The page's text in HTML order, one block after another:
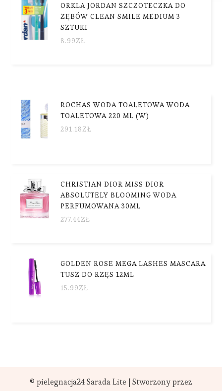
ORKLA JORDAN SZCZOTECZKA DO
ZĘBÓW CLEAN SMILE MEDIUM 3
SZTUKI
8.99ZŁ
ROCHAS WODA TOALETOWA WODA
TOALETOWA 220 ML (W)
291.18ZŁ
CHRISTIAN DIOR MISS DIOR
ABSOLUTELY BLOOMING WODA
PERFUMOWANA 30ML
277.44ZŁ
GOLDEN ROSE MEGA LASHES MASCARA
TUSZ DO RZĘS 12ML
15.99ZŁ
© pielegnacja24Sarada Lite | Stworzony przez